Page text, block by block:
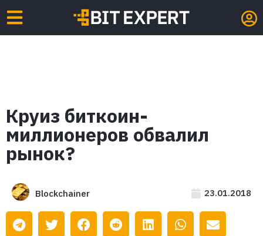
Круиз биткоин-
миллионеров обвалил
рынок?
Blockchainer 23.01.2018